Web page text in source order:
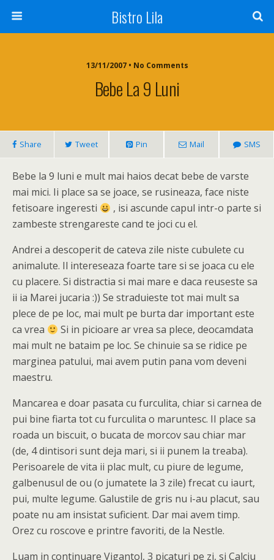
Bistro Lila
13/11/2007 • No Comments
Bebe La 9 Luni
Share Tweet Pin Mail SMS
Bebe la 9 luni e mult mai haios decat bebe de varste
mai mici. Ii place sa se joace, se rusineaza, face niste
fetisoare ingeresti
, isi ascunde capul intr-o parte si
zambeste strengareste cand te joci cu el.
Andrei a descoperit de cateva zile niste cubulete cu
animalute. Il intereseaza foarte tare si se joaca cu ele
cu placere. Si distractia si mai mare e daca reuseste sa
ii ia Marei jucaria :)) Se straduieste tot mai mult sa
plece de pe loc, mai mult pe burta dar important este
ca vrea
Si in picioare ar vrea sa plece, deocamdata
mai mult ne bataim pe loc. Se chinuie sa se ridice pe
marginea patului, mai avem putin pana vom deveni
maestru.
Mancarea e doar pasata cu furculita, chiar si carnea de
pui bine fiarta tot cu furculita o maruntesc. II place sa
roada un biscuit, o bucata de morcov sau chiar mar
(de, 4 dintisori sunt deja mari, si ii punem la treaba).
Perisoarele de vita ii plac mult, cu piure de legume,
galbenusul de ou (o jumatete la 3 zile) frecat cu iaurt,
pui, multe legume. Galustile de gris nu i-au placut, sau
poate nu am insistat suficient. Dar mai avem timp.
Orez cu roscove e printre favoriti, de la Nestle.
Luam in continuare Vigantol, 3 picaturi pe zi, si Calciu